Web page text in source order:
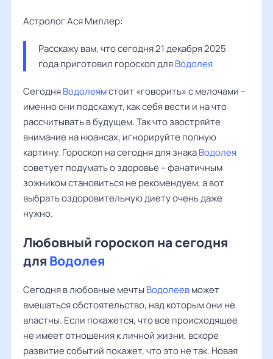
Астролог Ася Миллер:
Расскажу вам, что сегодня 21 декабря 2025
года приготовил гороскоп для Водолея
СегодняВодолеямстоит «говорить» с мелочами –
именно они подскажут, как себя вести и на что
рассчитывать в будущем. Так что заостряйте
внимание на нюансах, игнорируйте полную
картину. Гороскоп на сегодня для знакаВодолея
советует подумать о здоровье – фанатичным
зожником становиться не рекомендуем, а вот
выбрать оздоровительную диету очень даже
нужно.
Любовный гороскоп на сегодня
для Водолея
Сегодня в любовные мечты Водолеевможет
вмешаться обстоятельство, над которым они не
властны. Если покажется, что все происходящее
не имеет отношения к личной жизни, вскоре
развитие событий покажет, что это не так. Новая